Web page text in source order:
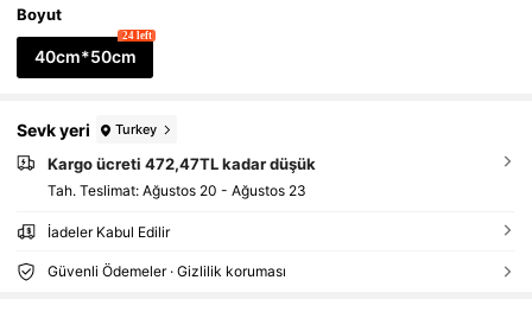
ar İçin Mükemmel, Ev Dekorasyonu ve Benzer
siz Hediyeler İçin Mükemmel
Boyut
40cm*50cm
24 left
Sevk yeri Turkey
Kargo ücreti 472,47TL kadar düşük
Tah. Teslimat: Ağustos 20 - Ağustos 23
İadeler Kabul Edilir
Güvenli Ödemeler · Gizlilik koruması